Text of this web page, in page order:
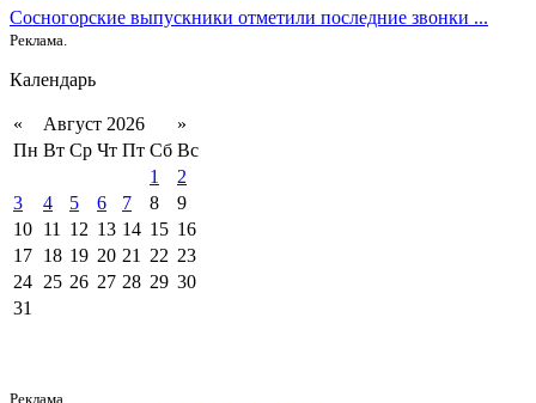
Сосногорские выпускники отметили последние звонки ...
Реклама.
Календарь
« Август 2026
»
Пн Вт Ср Чт Пт Сб Вс
1
2
3
4 5 6 7 8
9
10 11 12 13 14 15 16
17 18 19 20 21 22 23
24 25 26 27 28 29 30
31
Реклама